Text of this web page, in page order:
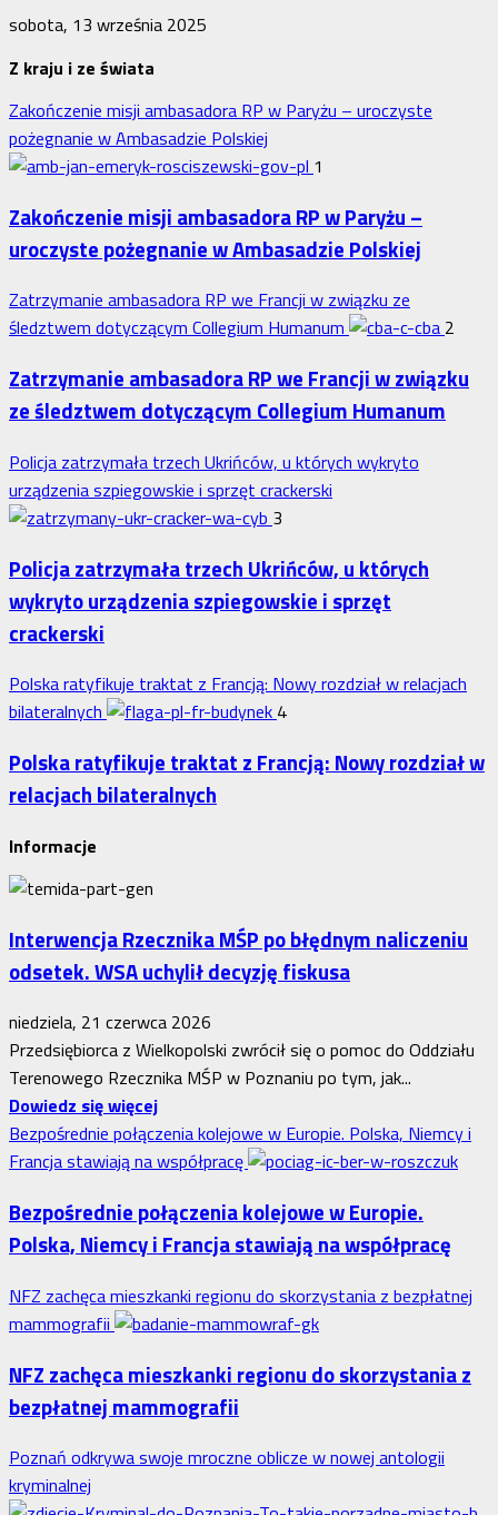
sobota, 13 września 2025
Z kraju i ze świata
Zakończenie misji ambasadora RP w Paryżu – uroczyste
pożegnanie w Ambasadzie Polskiej
1
Zakończenie misji ambasadora RP w Paryżu –
uroczyste pożegnanie w Ambasadzie Polskiej
Zatrzymanie ambasadora RP we Francji w związku ze
śledztwem dotyczącym Collegium Humanum
2
Zatrzymanie ambasadora RP we Francji w związku
ze śledztwem dotyczącym Collegium Humanum
Policja zatrzymała trzech Ukrińców, u których wykryto
urządzenia szpiegowskie i sprzęt crackerski
3
Policja zatrzymała trzech Ukrińców, u których
wykryto urządzenia szpiegowskie i sprzęt
crackerski
Polska ratyfikuje traktat z Francją: Nowy rozdział w relacjach
bilateralnych
4
Polska ratyfikuje traktat z Francją: Nowy rozdział w
relacjach bilateralnych
Informacje
Interwencja Rzecznika MŚP po błędnym naliczeniu
odsetek. WSA uchylił decyzję fiskusa
niedziela, 21 czerwca 2026
Przedsiębiorca z Wielkopolski zwrócił się o pomoc do Oddziału
Terenowego Rzecznika MŚP w Poznaniu po tym, jak...
Dowiedz się więcejDowiedz
się
więcej
Interwencja
Rzecznika
po
błędnym
odsetek.
WSA
decyzję
Bezpośrednie połączenia kolejowe w Europie. Polska, Niemcy i
Francja stawiają na współpracę
Bezpośrednie połączenia kolejowe w Europie.
Polska, Niemcy i Francja stawiają na współpracę
NFZ zachęca mieszkanki regionu do skorzystania z bezpłatnej
mammografii
NFZ zachęca mieszkanki regionu do skorzystania z
bezpłatnej mammografii
Poznań odkrywa swoje mroczne oblicze w nowej antologii
kryminalnej